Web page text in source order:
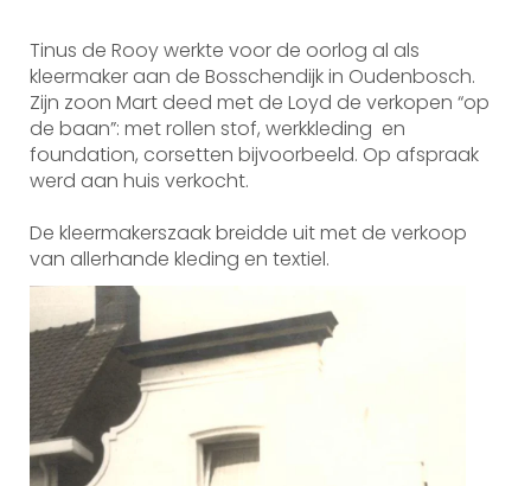
Tinus de Rooy werkte voor de oorlog al als
kleermaker aan de Bosschendijk in Oudenbosch.
Zijn zoon Mart deed met de Loyd de verkopen “op
de baan”: met rollen stof, werkkleding en
foundation, corsetten bijvoorbeeld. Op afspraak
werd aan huis verkocht.
De kleermakerszaak breidde uit met de verkoop
van allerhande kleding en textiel.